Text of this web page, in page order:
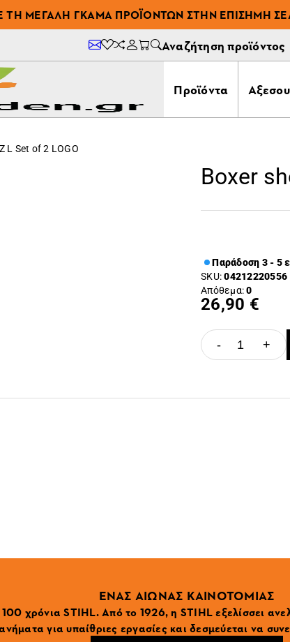
ΤΗ ΜΕΓΆΛΗ ΓΚΆΜΑ ΠΡΟΪΌΝΤΩΝ ΣΤΗΝ ΕΠΊΣΗΜΗ
Αναζήτηση προϊόντος
Προϊόντα
L Set of 2 LOGO
Boxer
Παράδοση 3 - 5
SKU:04212220556
Απόθεμα:0
26,90 €
- +
ΕΝΑΣ ΑΙΩΝΑΣ ΚΑΙΝΟΤΟΜΙΑΣ
100 χρόνια STIHL. Από το 1926, η STIHL εξελίσσει
για υπαίθριες εργασίες και δεσμεύεται να